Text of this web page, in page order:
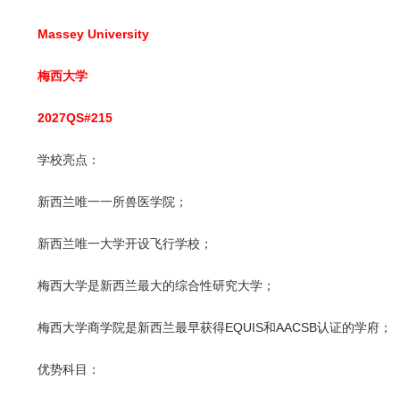
Massey University
梅西大学
2027QS#215
学校亮点：
新西兰唯一一所兽医学院；
新西兰唯一大学开设飞行学校；
梅西大学是新西兰最大的综合性研究大学；
梅西大学商学院是新西兰最早获得EQUIS和AACSB认证的学府；
优势科目：